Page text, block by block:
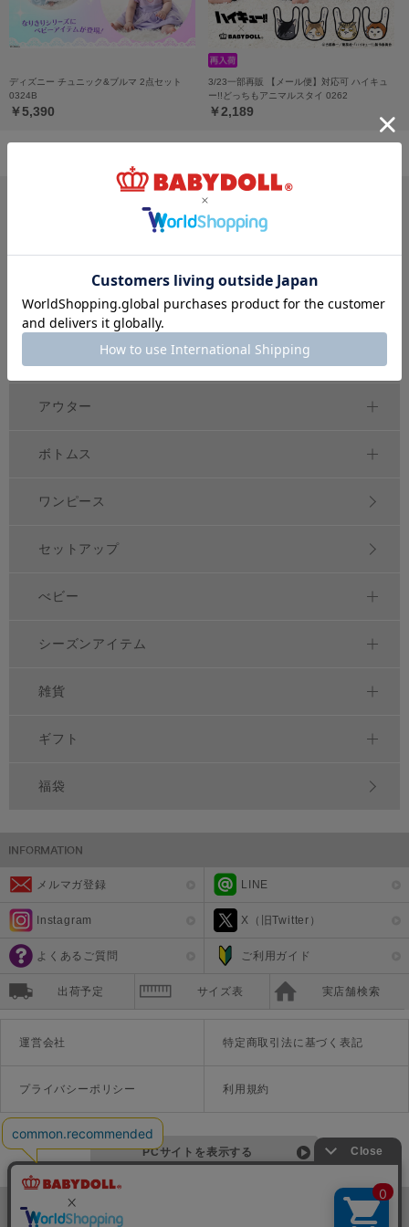
ディズニー チュニック&ブルマ 2点セット
0324B
￥5,390
3/23一部再販 【メール便】対応可 ハイキュ
ー!!どっちもアニマルスタイ 0262
￥2,189
サイズ・カテゴリから探す
cm 80～90 cm 100
ジュニア
140～160cm
大人 おそろい
アウター
ボトムス
ワンピース
セットアップ
べビー
シーズンアイテム
雑貨
ギフト
福袋
メルマガ登録 LINE
Instagram X（旧Twitter）
よくあるご質問 ご利用ガイド
出荷予定 サイズ表 実店舗検索
運営会社 特定商取引法に基づく表記
プライバシーポリシー 利用規約
PCサイトを表示する
©Disney ©Disney/Pixar ©Disney. Based on the "Winnie the Pooh" works by A.A. Milne and E.H. Shepard.